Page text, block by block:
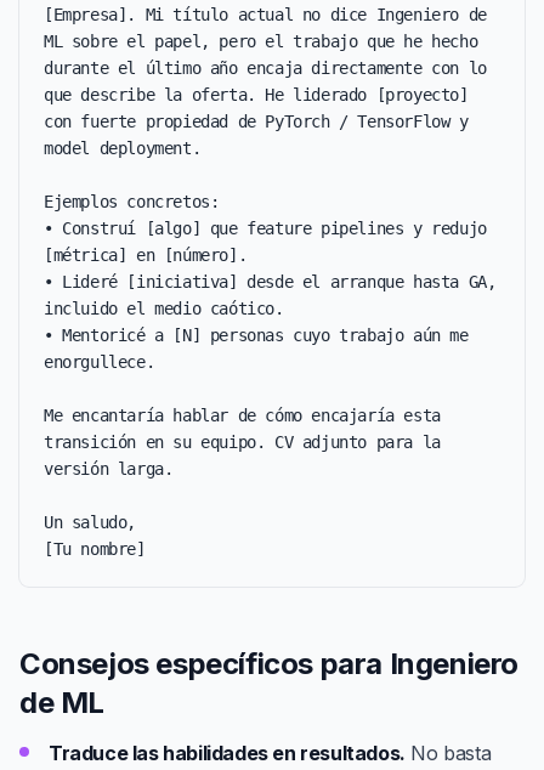
[Empresa]. Mi título actual no dice Ingeniero de
ML sobre el papel, pero el trabajo que he hecho
durante el último año encaja directamente con lo
que describe la oferta. He liderado [proyecto]
con fuerte propiedad de PyTorch / TensorFlow y
model deployment.
Ejemplos concretos:
• Construí [algo] que feature pipelines y redujo
[métrica] en [número].
• Lideré [iniciativa] desde el arranque hasta GA,
incluido el medio caótico.
• Mentoricé a [N] personas cuyo trabajo aún me
enorgullece.
Me encantaría hablar de cómo encajaría esta
transición en su equipo. CV adjunto para la
versión larga.
Un saludo,
[Tu nombre]
Consejos específicos para Ingeniero
de ML
Traduce las habilidades en resultados. No basta